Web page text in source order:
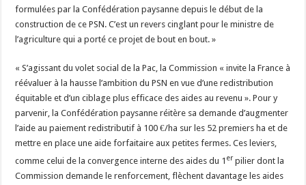
formulées par la Confédération paysanne depuis le début de la
construction de ce PSN. C’est un revers cinglant pour le ministre de
l’agriculture qui a porté ce projet de bout en bout. »
« S’agissant du volet social de la Pac, la Commission « invite la France à
réévaluer à la hausse l’ambition du PSN en vue d’une redistribution
équitable et d’un ciblage plus efficace des aides au revenu ». Pour y
parvenir, la Confédération paysanne réitère sa demande d’augmenter
l’aide au paiement redistributif à 100 €/ha sur les 52 premiers ha et de
mettre en place une aide forfaitaire aux petites fermes. Ces leviers,
comme celui de la convergence interne des aides du 1 er pilier dont la
Commission demande le renforcement, flèchent davantage les aides